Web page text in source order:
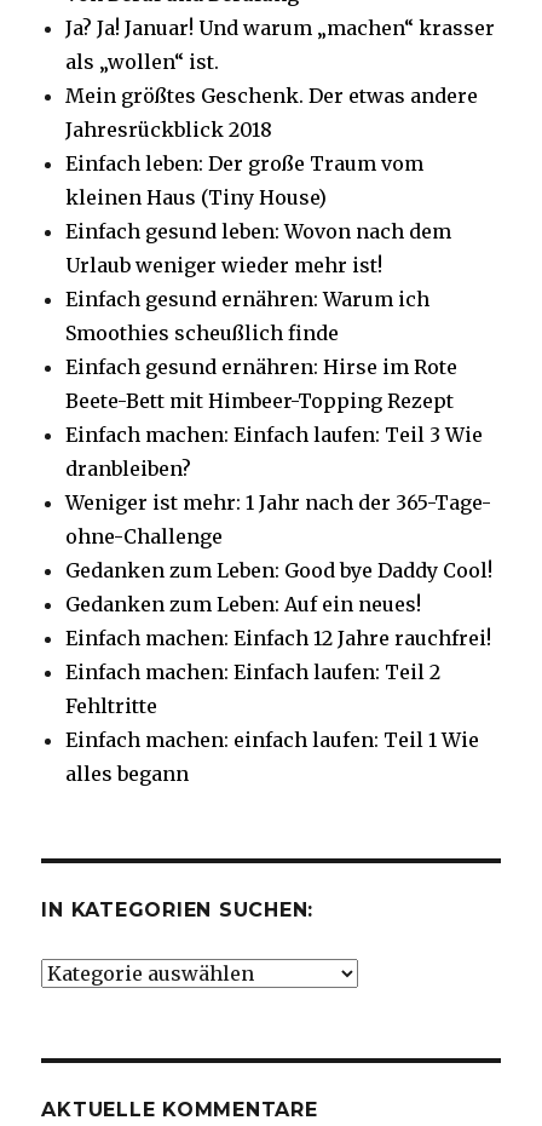
Ja? Ja! Januar! Und warum „machen“ krasser
als „wollen“ ist.
Mein größtes Geschenk. Der etwas andere
Jahresrückblick 2018
Einfach leben: Der große Traum vom
kleinen Haus (Tiny House)
Einfach gesund leben: Wovon nach dem
Urlaub weniger wieder mehr ist!
Einfach gesund ernähren: Warum ich
Smoothies scheußlich finde
Einfach gesund ernähren: Hirse im Rote
Beete-Bett mit Himbeer-Topping Rezept
Einfach machen: Einfach laufen: Teil 3 Wie
dranbleiben?
Weniger ist mehr: 1 Jahr nach der 365-Tage-
ohne-Challenge
Gedanken zum Leben: Good bye Daddy Cool!
Gedanken zum Leben: Auf ein neues!
Einfach machen: Einfach 12 Jahre rauchfrei!
Einfach machen: Einfach laufen: Teil 2
Fehltritte
Einfach machen: einfach laufen: Teil 1 Wie
alles begann
IN KATEGORIEN SUCHEN:
In
AKTUELLE KOMMENTARE